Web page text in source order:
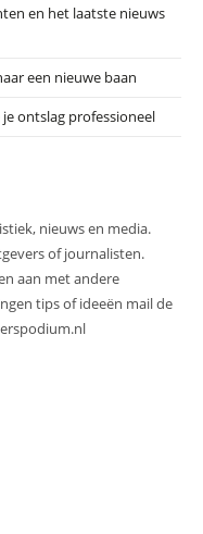
en het laatste nieuws
een nieuwe baan
ontslag professioneel
nieuws en media.
of journalisten.
aan met andere
tips of ideeën mail de